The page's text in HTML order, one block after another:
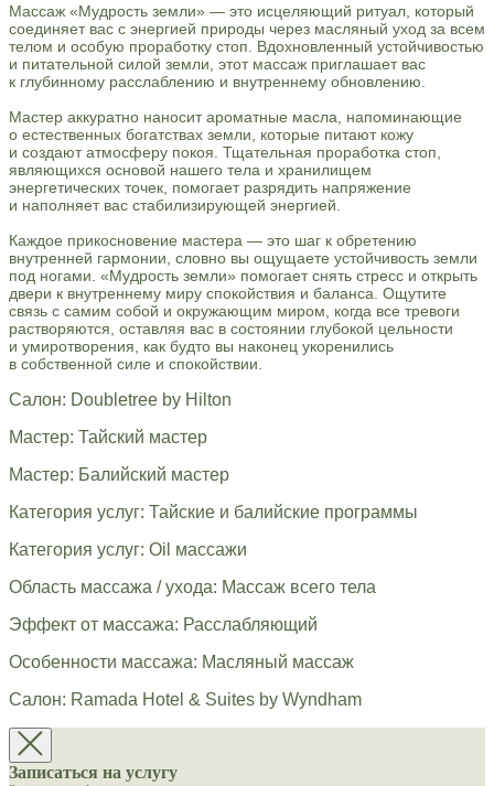
Массаж «Мудрость земли» — это исцеляющий ритуал, который
соединяет вас с энергией природы через масляный уход за всем
телом и особую проработку стоп. Вдохновленный устойчивостью
и питательной силой земли, этот массаж приглашает вас
к глубинному расслаблению и внутреннему обновлению.
Мастер аккуратно наносит ароматные масла, напоминающие
о естественных богатствах земли, которые питают кожу
и создают атмосферу покоя. Тщательная проработка стоп,
являющихся основой нашего тела и хранилищем
энергетических точек, помогает разрядить напряжение
и наполняет вас стабилизирующей энергией.
Каждое прикосновение мастера — это шаг к обретению
внутренней гармонии, словно вы ощущаете устойчивость земли
под ногами. «Мудрость земли» помогает снять стресс и открыть
двери к внутреннему миру спокойствия и баланса. Ощутите
связь с самим собой и окружающим миром, когда все тревоги
растворяются, оставляя вас в состоянии глубокой цельности
и умиротворения, как будто вы наконец укоренились
в собственной силе и спокойствии.
Салон: Doubletree by Hilton
Мастер: Тайский мастер
Мастер: Балийский мастер
Категория услуг: Тайские и балийские программы
Категория услуг: Oil массажи
Область массажа / ухода: Массаж всего тела
Эффект от массажа: Расслабляющий
Особенности массажа: Масляный массаж
Салон: Ramada Hotel & Suites by Wyndham
Записаться на услугу